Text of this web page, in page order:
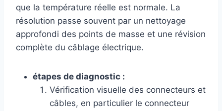
que la température réelle est normale. La
résolution passe souvent par un nettoyage
approfondi des points de masse et une révision
complète du câblage électrique.
étapes de diagnostic :
Vérification visuelle des connecteurs et
câbles, en particulier le connecteur